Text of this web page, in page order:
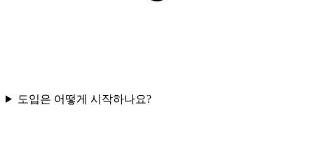
도입은 어떻게 시작하나요?